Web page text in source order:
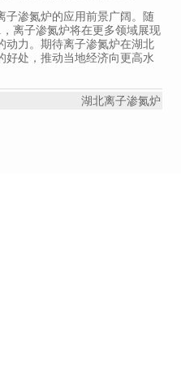
子渗氮炉的应用前景广阔。随
离子渗氮炉将在更多领域展现
动力。期待离子渗氮炉在湖北
好处，推动当地经济向更高水
湖北离子渗氮炉